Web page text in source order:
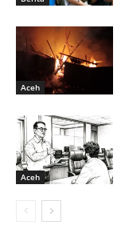
Aceh
Aceh